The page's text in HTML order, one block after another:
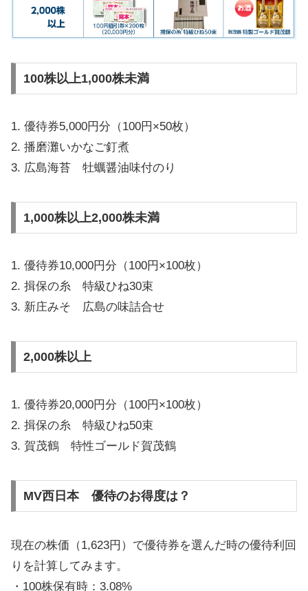
100株以上1,000株未満
1. 優待券5,000円分（100円×50枚）
2. 播磨灘いかなご釘煮
3. 広島海苔 牡蠣醤油味付のり
1,000株以上2,000株未満
1. 優待券10,000円分（100円×100枚）
2. 揖保の糸 特級ひね30束
3. 新庄みそ 広島の味詰合せ
2,000株以上
1. 優待券20,000円分（100円×100枚）
2. 揖保の糸 特級ひね50束
3. 賀茂鶴 特性ゴールド賀茂鶴
MV西日本 優待のお得度は？
現在の株価（1,623円）で優待券を選んだ時の優待利回
りを計算してみます。
・100株保有時：3.08%